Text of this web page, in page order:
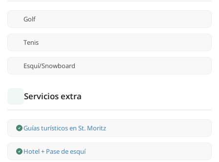
Golf
Tenis
Esquí/Snowboard
Servicios extra
Guías turísticos en St. Moritz
Hotel + Pase de esquí